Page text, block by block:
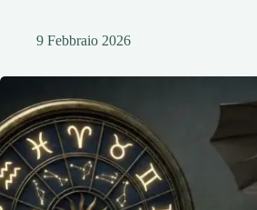
9 Febbraio 2026